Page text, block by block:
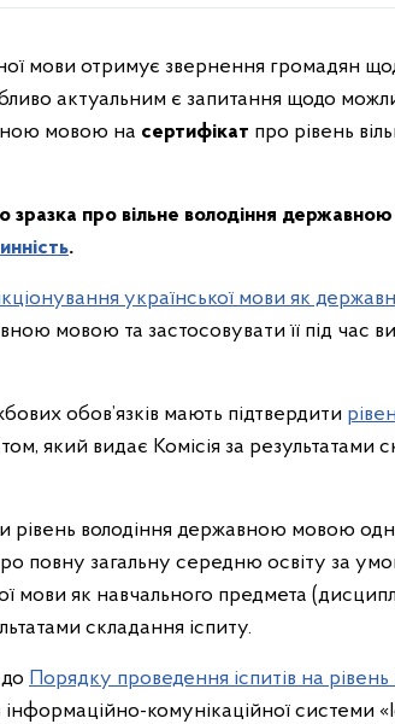
мови отримує звернення громадян
актуальним є запитання щодо
мовою на сертифікат про рівень
зразка про вільне володіння
.
української мови як
мовою та застосовувати її під час
обов’язків мають підтвердити
який видає Комісія за результатами
рівень володіння державною мовою
повну загальну середню освіту за
мови як навчального предмета
складання іспиту.
Порядку проведення іспитів на
інформаційно-комунікаційної системи